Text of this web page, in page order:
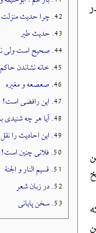
42. چرا حدیث
43. حدیث طیر
44. صحیح است ولی
45. خانه نشاندن
46. صعصعه و مغیره
47. این رافضی است!
48. آیا هر چه شنیدی
49. این احادیث را
50. فلانی چنین است!
51. قسیم النار و الجنة
52. در زبان شعر
53. سخن پایانی